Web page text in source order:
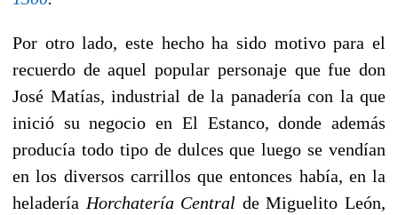
Por otro lado, este hecho ha sido motivo para el
recuerdo de aquel popular personaje que fue don
José Matías, industrial de la panadería con la que
inició su negocio en El Estanco, donde además
producía todo tipo de dulces que luego se vendían
en los diversos carrillos que entonces había, en la
heladería Horchatería Central de Miguelito León,